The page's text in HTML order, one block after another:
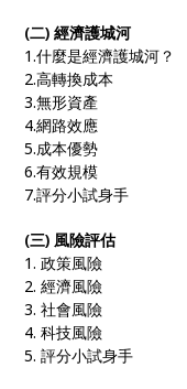
(二) 經濟護城河
1.什麼是經濟護城河？
2.高轉換成本
3.無形資產
4.網路效應
5.成本優勢
6.有效規模
7.評分小試身手
(三) 風險評估
1. 政策風險
2. 經濟風險
3. 社會風險
4. 科技風險
5. 評分小試身手